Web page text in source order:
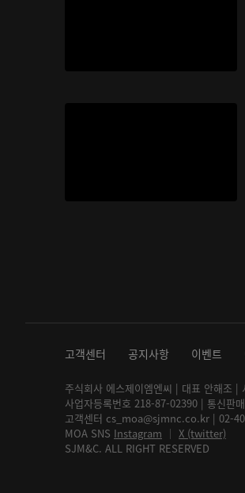
고객센터 공지사항 이벤트
주식회사 에스제이엠엔씨 | 대표 안해조
사업자등록번호 218-87-02390 | 통신판
고객센터 cs_moa@sjmnc.co.kr | 02-
MOA SNS Instagram │ X (twitter)
SJM&C. ALL RIGHT RESERVED